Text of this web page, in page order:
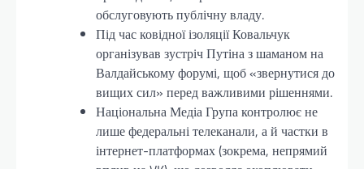
обслуговують публічну владу.
Під час ковідної ізоляції Ковальчук
організував зустріч Путіна з шаманом на
Валдайському форумі, щоб «звернутися до
вищих сил» перед важливими рішеннями.
Національна Медіа Група контролює не
лише федеральні телеканали, а й частки в
інтернет-платформах (зокрема, непрямий